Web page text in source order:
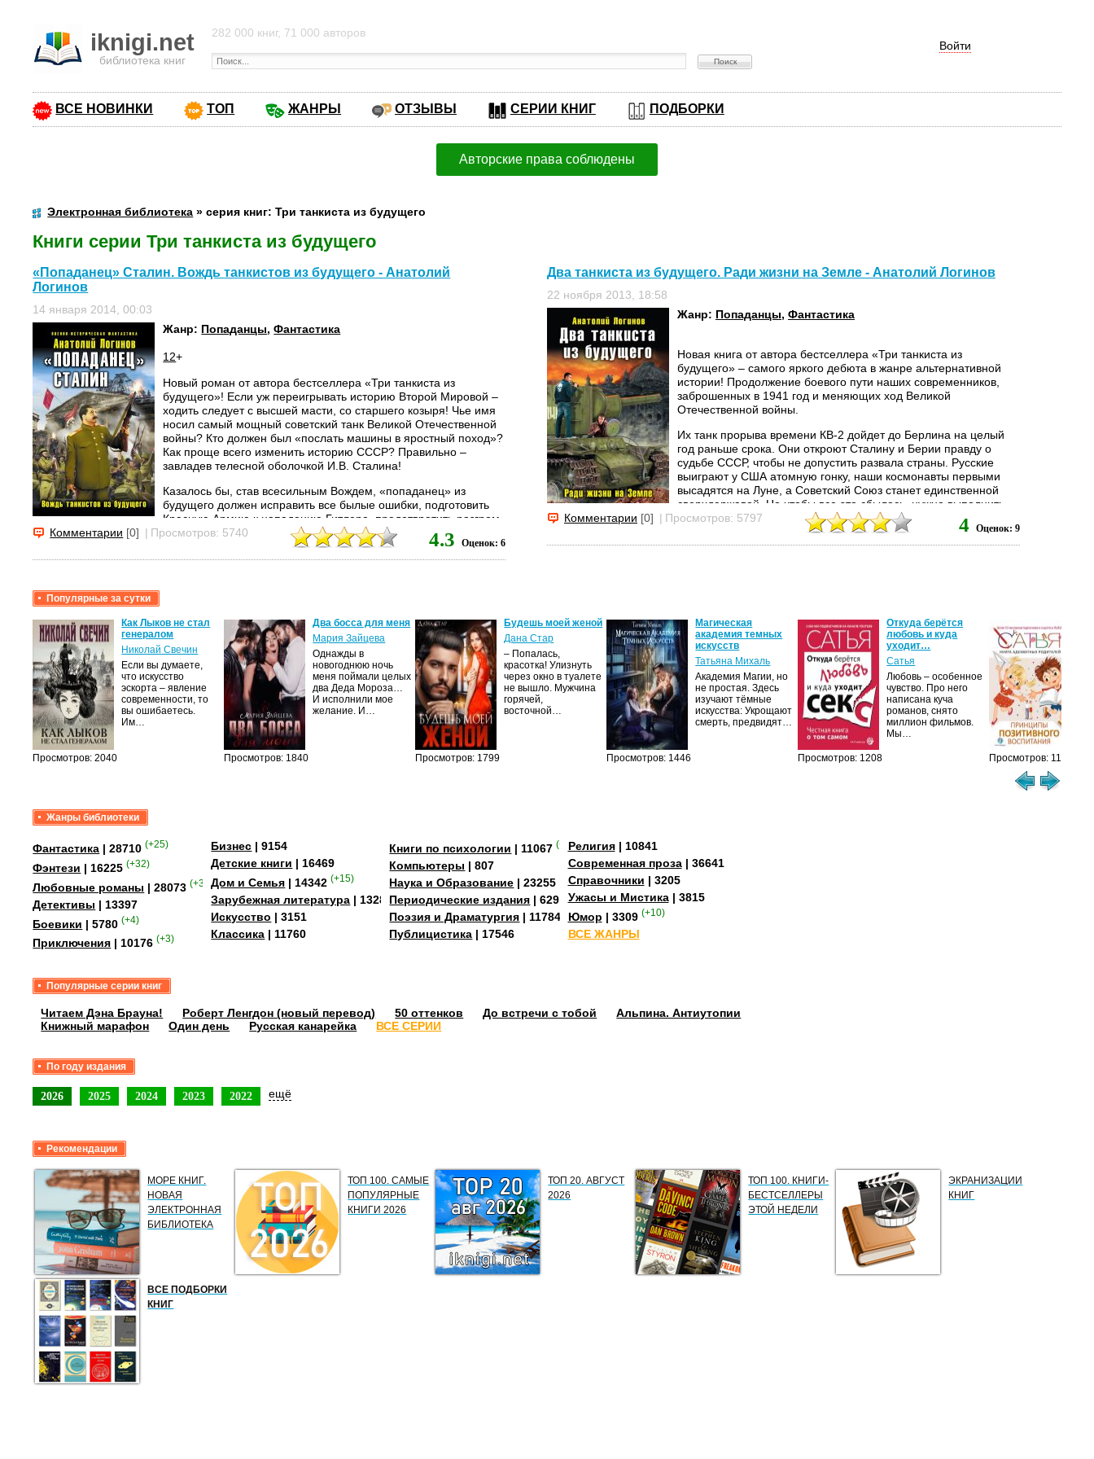
iknigi.net
библиотека книг
Войти
282 000 книг, 71 000 авторов
ВСЕ НОВИНКИ ТОП ЖАНРЫ ОТЗЫВЫ СЕРИИ КНИГ ПОДБОРКИ
Авторские права соблюдены
Электронная библиотека » серия книг: Три танкиста из будущего
Книги серии Три танкиста из будущего
«Попаданец» Сталин. Вождь танкистов из будущего - Анатолий
Логинов
14 января 2014, 00:03
Жанр: Попаданцы,Фантастика
12+
Новый роман от автора бестселлера «Три танкиста из
будущего»! Если уж переигрывать историю Второй Мировой –
ходить следует с высшей масти, со старшего козыря! Чье имя
носил самый мощный советский танк Великой Отечественной
войны? Кто должен был «послать машины в яростный поход»?
Как проще всего изменить историю СССР? Правильно –
завладев телесной оболочкой И.В. Сталина!
Казалось бы, став всесильным Вождем, «попаданец» из
будущего должен исправить все былые ошибки, подготовить
Красную Армию к нападению Гитлера, предотвратить разгром
1941 года. Почему же тогда и в альтернативной реальности
Великая Отечественная начинается почти так же
катастрофически, как в нашем прошлом? Виновата ли в этом
подставил наши войска не по глупости и бездарности, а
вполне сознательно, намеренно, специально? Но кто тогда
контролирует его разум? И каких еще дров способен наломать
убежденный «либераст», заброшенный в Сталинскую...
Комментарии [0] | Просмотров: 5740 4.3 Оценок: 6
Два танкиста из будущего. Ради жизни на Земле - Анатолий Логинов
22 ноября 2013, 18:58
Жанр: Попаданцы, Фантастика
Новая книга от автора бестселлера «Три танкиста из
будущего» – самого яркого дебюта в жанре альтернативной
истории! Продолжение боевого пути наших современников,
заброшенных в 1941 год и меняющих ход Великой
Отечественной войны.
Их танк прорыва времени КВ-2 дойдет до Берлина на целый
год раньше срока. Они откроют Сталину и Берии правду о
судьбе СССР, чтобы не допустить развала страны. Русские
выиграют у США атомную гонку, наши космонавты первыми
высадятся на Луне, а Советский Союз станет единственной
сверхдержавой. Но чтобы все это сбылось, нужно выполнить
четыре правила «попаданца»: убить Гудериана, замочить
Хрущева, добиться внедрения промежуточного патрона 7.62 и
перепеть...
Комментарии [0] | Просмотров: 5797 4 Оценок: 9
Популярные за сутки
Просмотров: 2040
Как Лыков не стал
генералом
Николай Свечин
Если вы думаете,
что искусство
эскорта – явление
современности, то
вы ошибаетесь.
Им…
Просмотров: 1840
Два босса для меня
Мария Зайцева
Однажды в
новогоднюю ночь
меня поймали целых
два Деда Мороза…
И исполнили мое
желание. И…
Просмотров: 1799
Будешь моей женой
Дана Стар
– Попалась,
красотка! Улизнуть
через окно в туалете
не вышло. Мужчина
горячей,
восточной…
Просмотров: 1446
Магическая
академия темных
искусств
Татьяна Михаль
Академия Магии, но
не простая. Здесь
изучают тёмные
искусства: Укрощают
смерть, предвидят…
Просмотров: 1208
Откуда берётся
любовь и куда
уходит…
Сатья
Любовь – особенное
чувство. Про него
написана куча
романов, снято
миллион фильмов.
Мы…
Просмотров: 1136
Жанры библиотеки
Фантастика | 28710 (+25)
Фэнтези | 16225 (+32)
Любовные романы | 28073 (+349)
Детективы | 13397
Боевики | 5780 (+4)
Приключения | 10176 (+3)
Бизнес | 9154
Детские книги | 16469
Дом и Семья | 14342 (+15)
Зарубежная литература | 13284
Искусство | 3151
Классика | 11760
Книги по психологии | 11067 (+4)
Компьютеры | 807
Наука и Образование | 23255
Периодические издания | 629
Поэзия и Драматургия | 11784
Публицистика | 17546
Религия| 10841
Современная проза| 36641
Справочники | 3205
Ужасы и Мистика| 3815
Юмор | 3309 (+10)
ВСЕ ЖАНРЫ
Популярные серии книг
Читаем Дэна Брауна! Роберт Ленгдон (новый перевод) 50 оттенков До встречи с тобой
Альпина. Антиутопии
Книжный марафон
Один день Русская канарейка ВСЕ СЕРИИ
По году издания
2026 2025 2024 2023 2022 ещё
Рекомендации
МОРЕ КНИГ.
НОВАЯ
ЭЛЕКТРОННАЯ
БИБЛИОТЕКА
ТОП 100. САМЫЕ
ПОПУЛЯРНЫЕ
КНИГИ 2026
ТОП 20. АВГУСТ
2026
ТОП 100. КНИГИ-
БЕСТСЕЛЛЕРЫ
ЭТОЙ НЕДЕЛИ
ЭКРАНИЗАЦИИ
КНИГ
ВСЕ ПОДБОРКИ
КНИГ